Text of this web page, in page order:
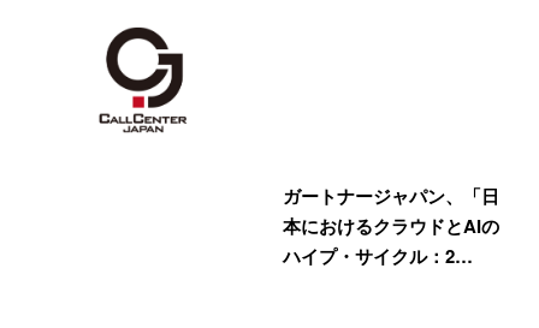
ガートナージャパン、「日
本におけるクラウドとAIの
ハイプ・サイクル：2…